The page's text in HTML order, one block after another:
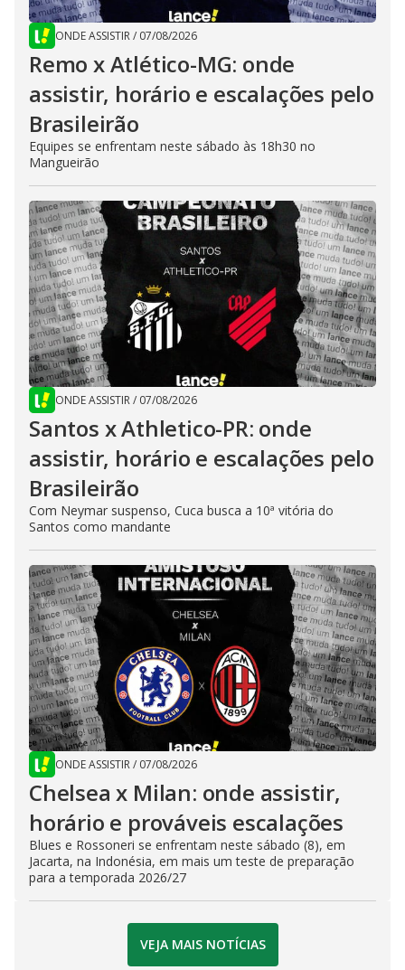
ONDE ASSISTIR/ 07/08/2026
Remo x Atlético-MG: onde
assistir, horário e escalações pelo
Brasileirão
Equipes se enfrentam neste sábado às 18h30 no
Mangueirão
ONDE ASSISTIR/ 07/08/2026
Santos x Athletico-PR: onde
assistir, horário e escalações pelo
Brasileirão
Com Neymar suspenso, Cuca busca a 10ª vitória do
Santos como mandante
ONDE ASSISTIR/ 07/08/2026
Chelsea x Milan: onde assistir,
horário e prováveis escalações
Blues e Rossoneri se enfrentam neste sábado (8), em
Jacarta, na Indonésia, em mais um teste de preparação
para a temporada 2026/27
VEJA MAIS NOTÍCIAS